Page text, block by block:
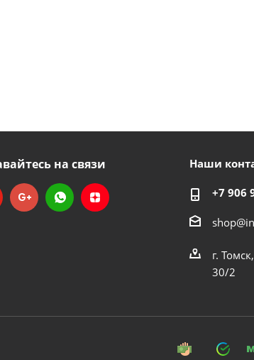
на связи Наши
+7 906
г.
30/2